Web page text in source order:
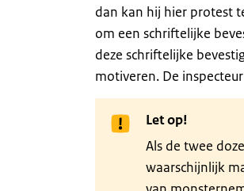
dan kan hij hier protest
om een schriftelijke
deze schriftelijke
motiveren. De
Let op!
Als de twee
waarschijnlijk